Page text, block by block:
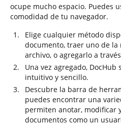
ocupe mucho espacio. Puedes
comodidad de tu navegador.
Elige cualquier método
documento, traer uno de
archivo, o agregarlo a
Una vez agregado,
intuitivo y sencillo.
Descubre la barra de
puedes encontrar una
permiten anotar, modificar
documentos como un